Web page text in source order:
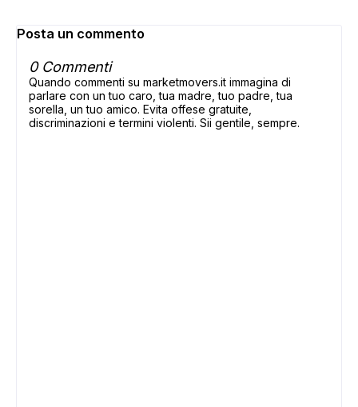
Posta un commento
0 Commenti
Quando commenti su marketmovers.it immagina di
parlare con un tuo caro, tua madre, tuo padre, tua
sorella, un tuo amico. Evita offese gratuite,
discriminazioni e termini violenti. Sii gentile, sempre.